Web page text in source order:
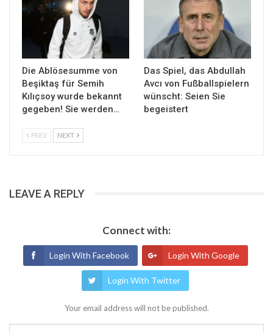
Die Ablösesumme von
Beşiktaş für Semih
Kılıçsoy wurde bekannt
gegeben! Sie werden…
Das Spiel, das Abdullah
Avcı von Fußballspielern
wünscht: Seien Sie
begeistert
PREV NEXT
LEAVE A REPLY
Connect with:
Login With Facebook Login With Google
Login With Twitter
Your email address will not be published.